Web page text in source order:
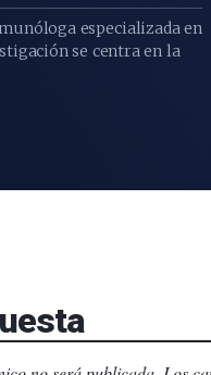
especializada en
se centra en la